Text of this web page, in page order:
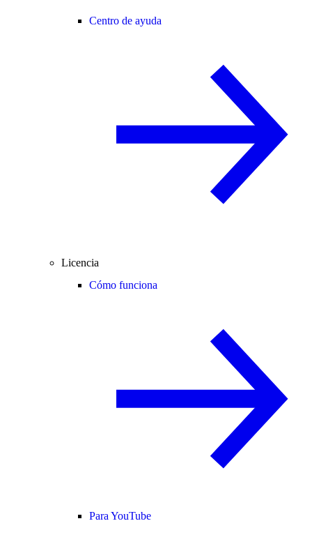
Centro de ayuda
Licencia
Cómo funciona
Para YouTube